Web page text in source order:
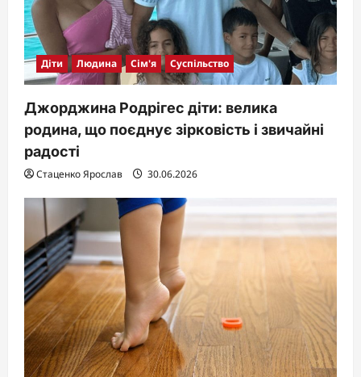
Діти Людина Сім'я Суспільство
Джорджина Родрігес діти: велика
родина, що поєднує зірковість і звичайні
радості
Стаценко Ярослав 30.06.2026